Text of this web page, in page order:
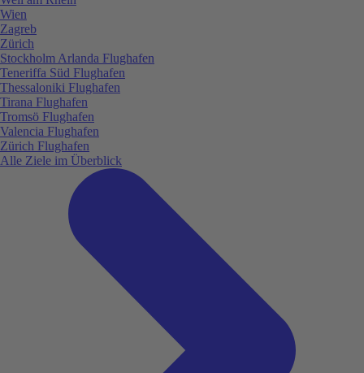
Wien
Zagreb
Zürich
Stockholm Arlanda Flughafen
Teneriffa Süd Flughafen
Thessaloniki Flughafen
Tirana Flughafen
Tromsö Flughafen
Valencia Flughafen
Zürich Flughafen
Alle Ziele im Überblick